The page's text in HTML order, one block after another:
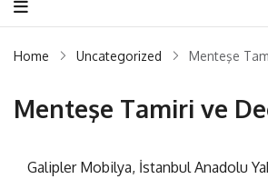
Home Uncategorized Menteşe
Menteşe Tamiri ve
Galipler Mobilya, İstanbul Anadolu